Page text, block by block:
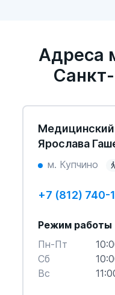
Адреса
Медицинский
Ярослава
м. Купчино
+7 (812) 740-
Режим работы
Пн-Пт
Cб
Вс